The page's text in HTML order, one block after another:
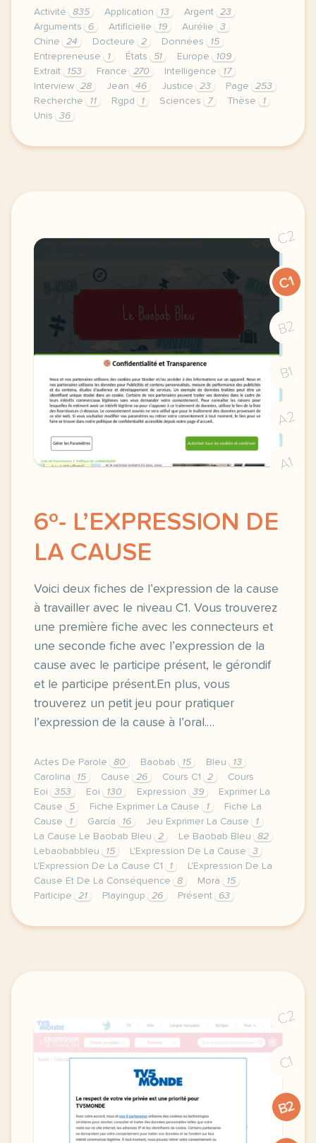
Activité 835 Application 13 Argent
23
Arguments
6 Artificielle 19 Aurélie
3
Chine
24 Docteure 2 Données
15
Entrepreneuse
1 États 51 Europe
109
Extrait
153 France 270 Intelligence
17
Interview
28 Jean 46 Justice 23 Page
253
Recherche
11 Rgpd 1 Sciences 7 Thèse
1
Unis
36
le respect de votre vie privee est une priorite
C2
C1
B2
B1
A2
A1
6º- L’EXPRESSION DE
LA CAUSE
Voici deux fiches de l’expression de la cause
à travailler avec le niveau C1. Vous trouverez
une première fiche avec les connecteurs et
une seconde fiche avec l’expression de la
cause avec le participe présent, le gérondif
et le participe présent.En plus, vous
trouverez un petit jeu pour pratiquer
l’expression de la cause à l’oral.…
Actes De Parole 80 Baobab 15 Bleu
13
Carolina
15 Cause 26 Cours C1 2
Cours
Eoi
353 Eoi 130 Expression 39
Exprimer La
Cause
5 Fiche Exprimer La Cause 1
Fiche La
Cause
1 García 16 Jeu Exprimer La Cause
1
La Cause Le Baobab Bleu
2 Le Baobab Bleu
82
Lebaobabbleu
15 L'Expression De La Cause
3
L'Expression De La Cause C1
1
L'Expression De La
Cause Et De La Conséquence
8 Mora
15
Participe
21 Playingup 26 Présent 63
image pixabay comvoici deux fiches de l
C2
C1
B2